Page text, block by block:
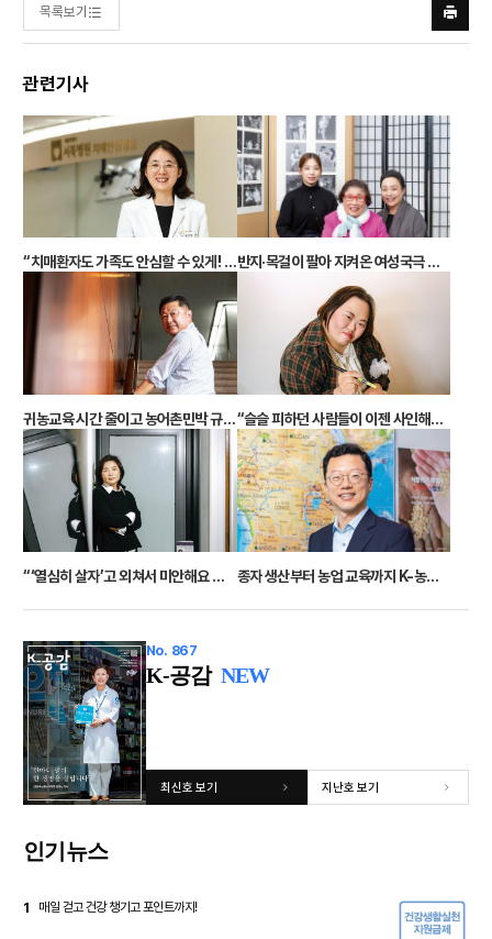
목록보기
프린트
하기
관련기사
“치매환자도 가족도 안심할 수 있게! 서울 첫 치매안심병원 증세 호전 가정 복귀가 목표” 반지·목걸이 팔아 지켜온 여성국극 딸·손녀로 이어져 “우린 대중문화의 원조”
귀농교육 시간 줄이고 농어촌민박 규제 풀고 “규제는 없애는 것이 아니라 잘 작동되도록 해야” “슬슬 피하던 사람들이 이젠 사인해달래요” 그림이 만든 기적 편견 없는 세상을 그리다
“‘열심히 살자’고 외쳐서 미안해요 이제 내 꿈이 아닌 나를 위해 살아요!” 종자 생산부터 농업 교육까지 K-농업으로 아프리카 식량 혁신!
No. 867
K-공감 NEW
최신호 보기 지난호 보기
인기뉴스
1 매일 걷고 건강 챙기고 포인트까지!